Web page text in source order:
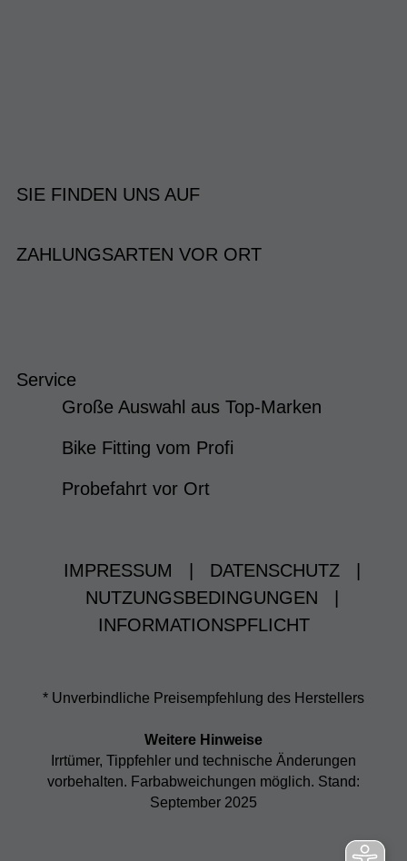
SIE FINDEN UNS AUF
ZAHLUNGSARTEN VOR ORT
Service
Große Auswahl aus Top-Marken
Bike Fitting vom Profi
Probefahrt vor Ort
IMPRESSUM DATENSCHUTZ
NUTZUNGSBEDINGUNGEN
INFORMATIONSPFLICHT
* Unverbindliche Preisempfehlung des Herstellers
Weitere Hinweise
Irrtümer, Tippfehler und technische Änderungen
vorbehalten. Farbabweichungen möglich. Stand:
September 2025